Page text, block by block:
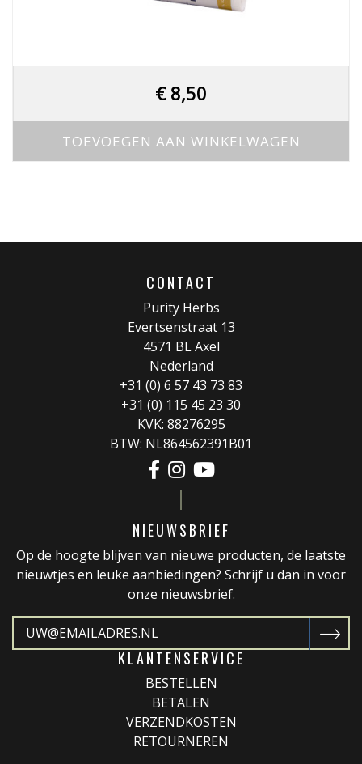
€8,50
TOEVOEGEN AAN WINKELWAGEN
CONTACT
Purity Herbs
Evertsenstraat 13
4571 BL Axel
Nederland
+31 (0) 6 57 43 73 83
+31 (0) 115 45 23 30
KVK: 88276295
BTW: NL864562391B01
NIEUWSBRIEF
Op de hoogte blijven van nieuwe producten, de laatste
nieuwtjes en leuke aanbiedingen? Schrijf u dan in voor
onze nieuwsbrief.
KLANTENSERVICE
BESTELLEN
BETALEN
VERZENDKOSTEN
RETOURNEREN